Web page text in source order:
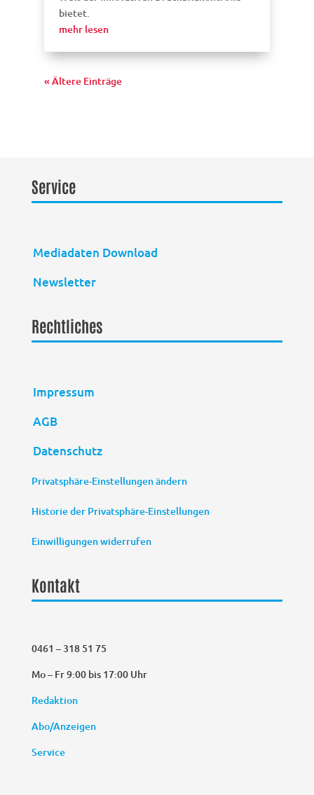
bietet.
mehr lesen
« Ältere Einträge
Service
Mediadaten Download
Newsletter
Rechtliches
Impressum
AGB
Datenschutz
Privatsphäre-Einstellungen ändern
Historie der Privatsphäre-Einstellungen
Einwilligungen widerrufen
Kontakt
0461 – 318 51 75
Mo – Fr 9:00 bis 17:00 Uhr
Redaktion
Abo/Anzeigen
Service